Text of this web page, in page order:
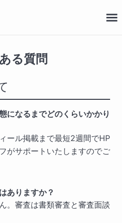
る質問
になるまでどのくらいかかり
ール掲載まで最短2週間でHP
がサポートいたしますのでご
ありますか？
。審査は書類審査と審査面談